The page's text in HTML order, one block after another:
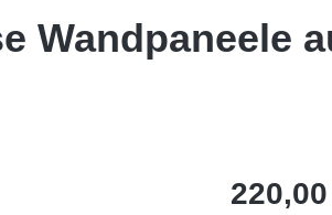
Wandpaneele
Regulärer